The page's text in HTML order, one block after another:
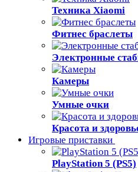
Техника Xiaomi
Фитнес браслеты
Электронные
Камеры
Умные очки
Красота и
Игровые приставки
PlayStation 5 (PS5)